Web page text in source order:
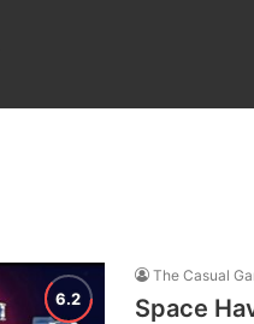
The Casual
Space